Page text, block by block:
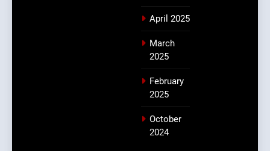
April 2025
March
2025
February
2025
October
2024